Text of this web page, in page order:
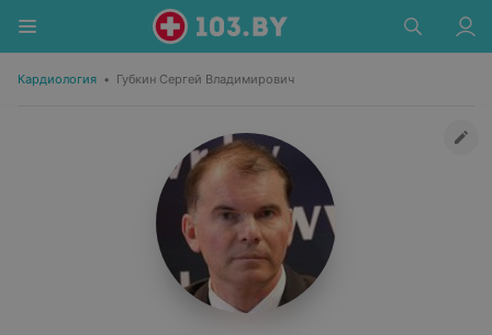
Кардиология • Губкин Сергей Владимирович